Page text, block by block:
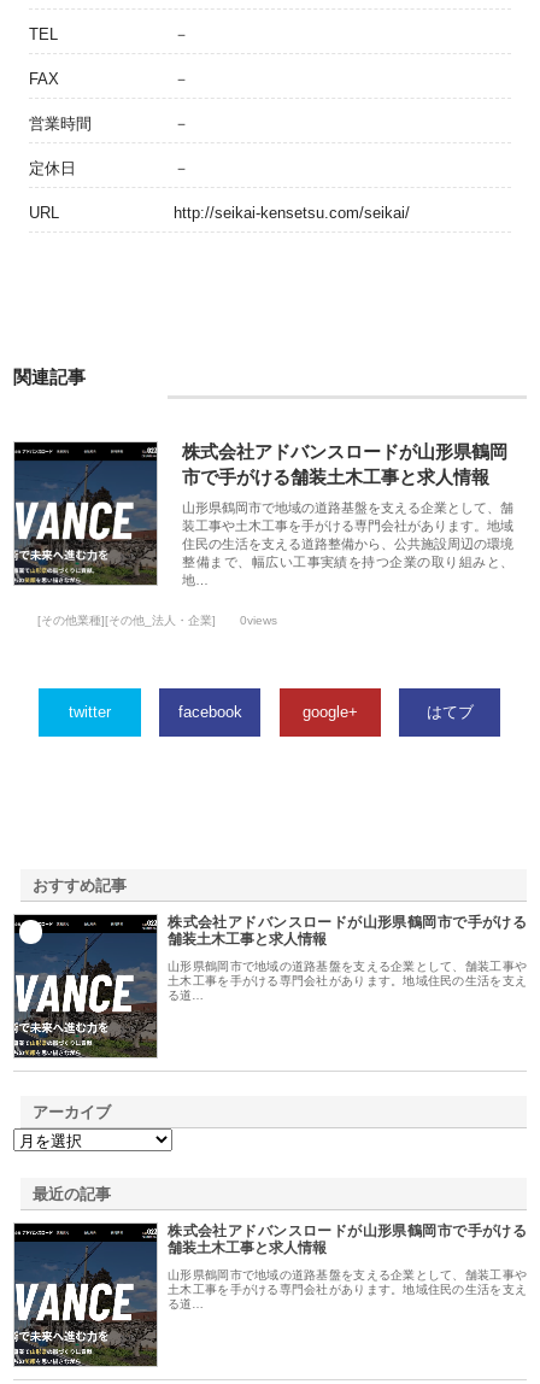
TEL －
FAX －
営業時間 －
定休日 －
URL http://seikai-kensetsu.com/seikai/
関連記事
株式会社アドバンスロードが山形県鶴岡
市で手がける舗装土木工事と求人情報
山形県鶴岡市で地域の道路基盤を支える企業として、舗
装工事や土木工事を手がける専門会社があります。地域
住民の生活を支える道路整備から、公共施設周辺の環境
整備まで、幅広い工事実績を持つ企業の取り組みと、
地…
[その他業種][その他_法人・企業] 0views
twitter facebook google+ はてブ
おすすめ記事
株式会社アドバンスロードが山形県鶴岡市で手がける
舗装土木工事と求人情報
山形県鶴岡市で地域の道路基盤を支える企業として、舗装工事や
土木工事を手がける専門会社があります。地域住民の生活を支え
る道…
アーカイブ
最近の記事
株式会社アドバンスロードが山形県鶴岡市で手がける
舗装土木工事と求人情報
山形県鶴岡市で地域の道路基盤を支える企業として、舗装工事や
土木工事を手がける専門会社があります。地域住民の生活を支え
る道…